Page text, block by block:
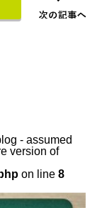
- assumed
version of
on line 8